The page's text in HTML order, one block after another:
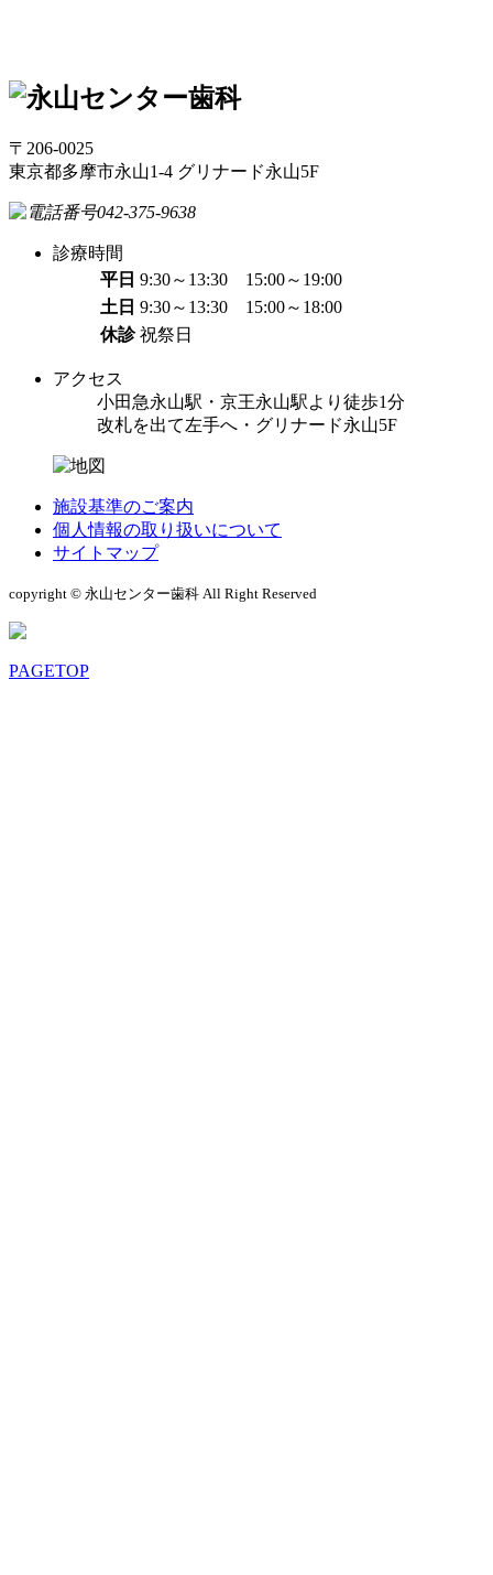
〒206-0025
東京都多摩市永山1-4 グリナード永山5F
診療時間
平日 9:30～13:30 15:00～19:00
土日 9:30～13:30 15:00～18:00
休診 祝祭日
アクセス
小田急永山駅・京王永山駅より徒歩1分
改札を出て左手へ・グリナード永山5F
施設基準のご案内
個人情報の取り扱いについて
サイトマップ
copyright © 永山センター歯科 All Right Reserved
PAGETOP